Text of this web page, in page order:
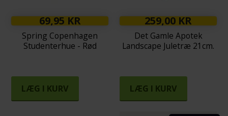
69,95 KR
Spring Copenhagen
Studenterhue - Rød
LÆG I KURV
259,00 KR
Det Gamle Apotek
Landscape Juletræ 21cm.
LÆG I KURV